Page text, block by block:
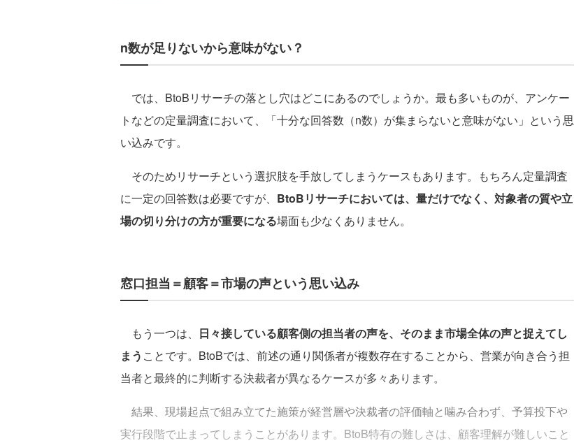
n数が足りないから意味がない？
では、BtoBリサーチの落とし穴はどこにあるのでしょうか。最も多いものが、アンケー
トなどの定量調査において、「十分な回答数（n数）が集まらないと意味がない」という思
い込みです。
そのためリサーチという選択肢を手放してしまうケースもあります。もちろん定量調査
に一定の回答数は必要ですが、 BtoBリサーチにおいては、量だけでなく、対象者の質や立
場の切り分けの方が重要になる場面も少なくありません。
窓口担当＝顧客＝市場の声という思い込み
もう一つは、 日々接している顧客側の担当者の声を、そのまま市場全体の声と捉えてし
まう ことです。BtoBでは、前述の通り関係者が複数存在することから、営業が向き合う担
当者と最終的に判断する決裁者が異なるケースが多々あります。
結果、現場起点で組み立てた施策が経営層や決裁者の評価軸と噛み合わず、予算投下や
実行段階で止まってしまうことがあります。BtoB特有の難しさは、顧客理解が難しいこと